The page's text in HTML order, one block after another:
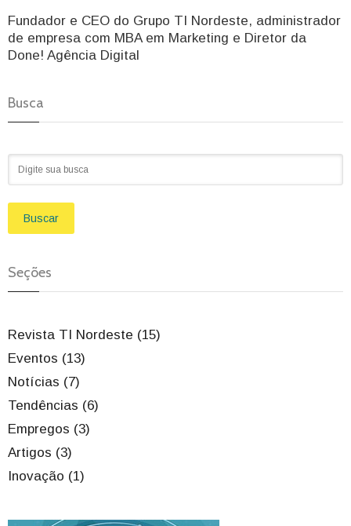
Fundador e CEO do Grupo TI Nordeste, administrador
de empresa com MBA em Marketing e Diretor da
Done! Agência Digital
Busca
Buscar
Seções
Revista TI Nordeste (15)
Eventos (13)
Notícias (7)
Tendências (6)
Empregos (3)
Artigos (3)
Inovação (1)